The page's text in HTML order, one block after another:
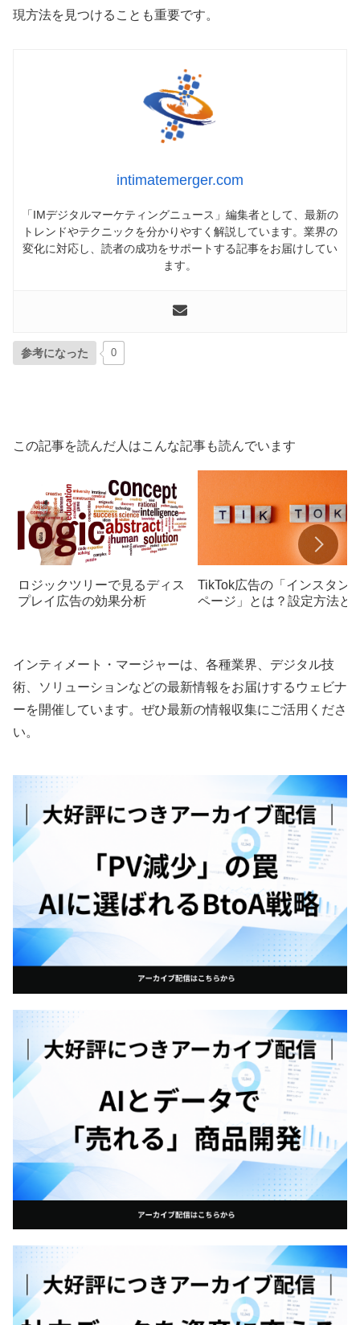
現方法を見つけることも重要です。
intimatemerger.com
「IMデジタルマーケティングニュース」編集者として、最新の
トレンドやテクニックを分かりやすく解説しています。業界の
変化に対応し、読者の成功をサポートする記事をお届けしてい
ます。
参考になった 0
この記事を読んだ人はこんな記事も読んでいます
ロジックツリーで見るディス
プレイ広告の効果分析
TikTok広告の「インスタン
ページ」とは？設定方法と
インティメート・マージャーは、各種業界、デジタル技
術、ソリューションなどの最新情報をお届けするウェビナ
ーを開催しています。ぜひ最新の情報収集にご活用くださ
い。